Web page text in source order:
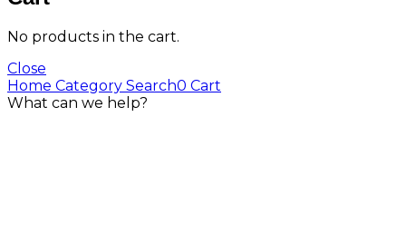
No products in the cart.
Close
Home Category Search0 Cart
What can we help?